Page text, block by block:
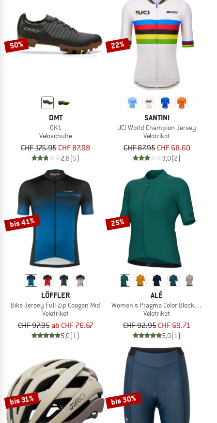
50%
DMT
GK1
Veloschuhe
CHF 175.95 CHF 87.98
2,8(5)
22%
SANTINI
UCI World Champion Jersey
Velotrikot
CHF 87.95 CHF 68.60
3,0(2)
bis 41%
LÖFFLER
Bike Jersey Full-Zip Coogan Mid
Velotrikot
CHF 97.95 ab CHF 76.67
5,0(1)
25%
ALÉ
Women's Pragma Color Block Off
Velotrikot
CHF 92.95 CHF 69.71
5,0(1)
bis 31% bis 30%